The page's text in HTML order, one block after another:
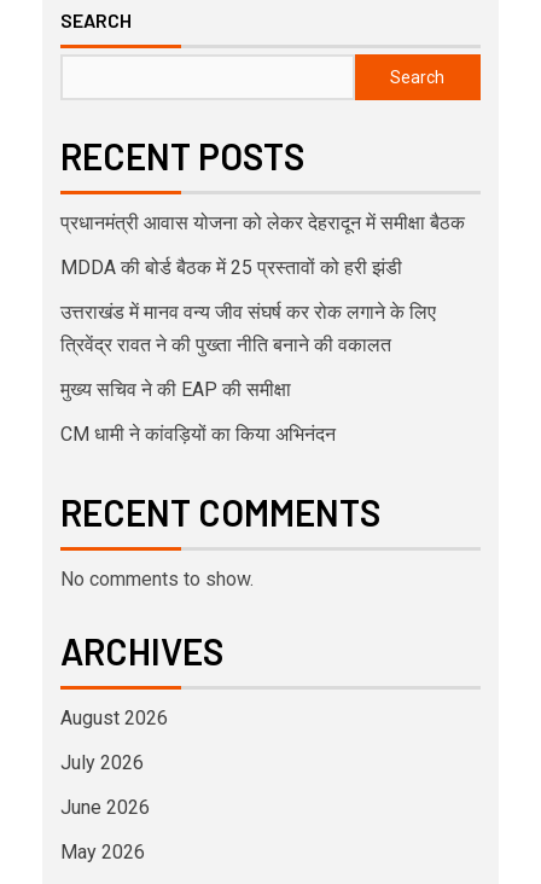
SEARCH
Search
RECENT POSTS
प्रधानमंत्री आवास योजना को लेकर देहरादून में समीक्षा बैठक
MDDA की बोर्ड बैठक में 25 प्रस्तावों को हरी झंडी
उत्तराखंड में मानव वन्य जीव संघर्ष कर रोक लगाने के लिए
त्रिवेंद्र रावत ने की पुख्ता नीति बनाने की वकालत
मुख्य सचिव ने की EAP की समीक्षा
CM धामी ने कांवड़ियों का किया अभिनंदन
RECENT COMMENTS
No comments to show.
ARCHIVES
August 2026
July 2026
June 2026
May 2026